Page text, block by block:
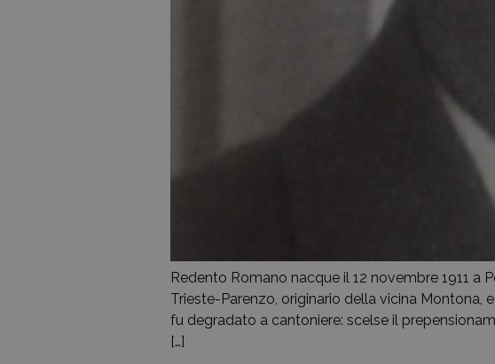
Redento Romano nacque il 12 novembre 1911 a
Trieste-Parenzo, originario della vicina Montona,
fu degradato a cantoniere: scelse il
[…]